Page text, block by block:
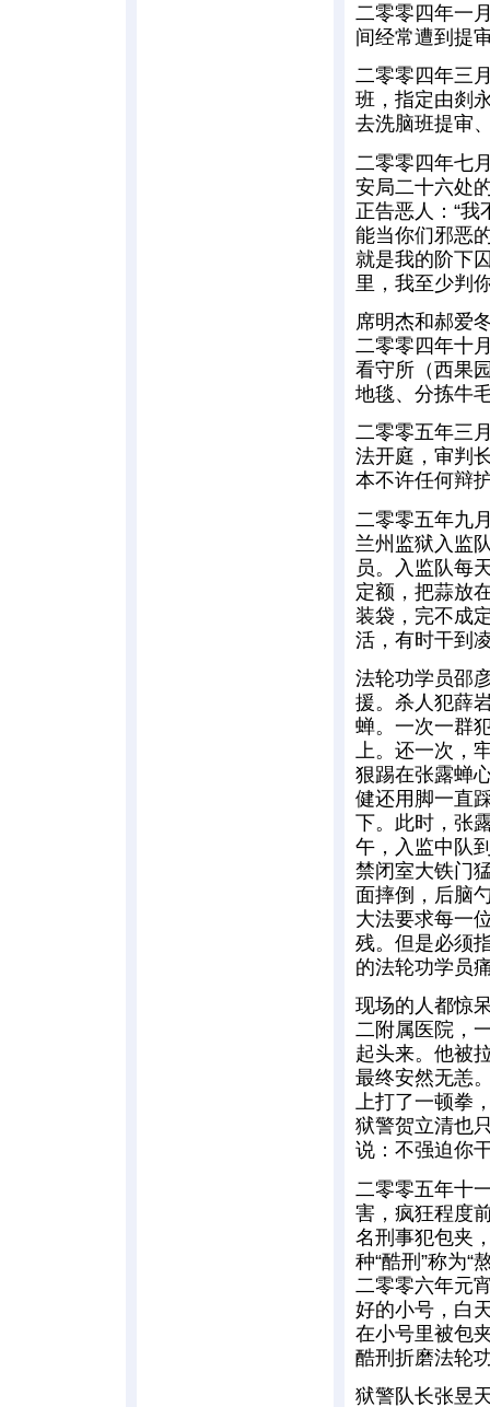
二零零四年一
间经常遭到提
二零零四年三
班，指定由剡
去洗脑班提审
二零零四年七
安局二十六处
正告恶人：“
能当你们邪恶
就是我的阶下
里，我至少判
席明杰和郝爱
二零零四年十
看守所（西果
地毯、分拣牛
二零零五年三
法开庭，审判
本不许任何辩
二零零五年九
兰州监狱入监
员。入监队每
定额，把蒜放
装袋，完不成
活，有时干到
法轮功学员邵
援。杀人犯薛
蝉。一次一群
上。还一次，
狠踢在张露蝉
健还用脚一直
下。此时，张
午，入监中队
禁闭室大铁门
面摔倒，后脑
大法要求每一
残。但是必须
的法轮功学员
现场的人都惊
二附属医院，
起头来。他被
最终安然无恙
上打了一顿拳
狱警贺立清也
说：不强迫你
二零零五年十
害，疯狂程度
名刑事犯包夹
种“酷刑”称为“
二零零六年元
好的小号，白
在小号里被包
酷刑折磨法轮
狱警队长张昱